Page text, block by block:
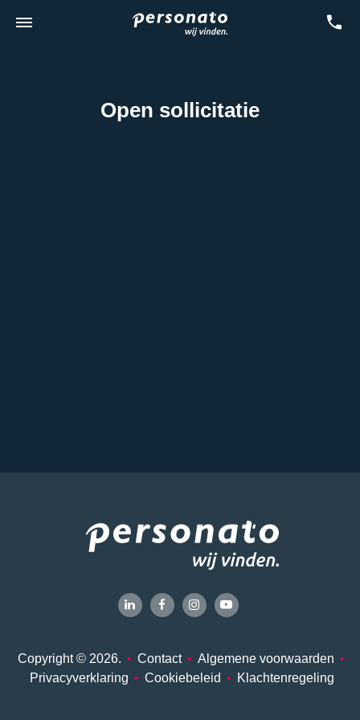
Open sollicitatie
Copyright © 2026. • Contact • Algemene voorwaarden •
Privacyverklaring • Cookiebeleid • Klachtenregeling